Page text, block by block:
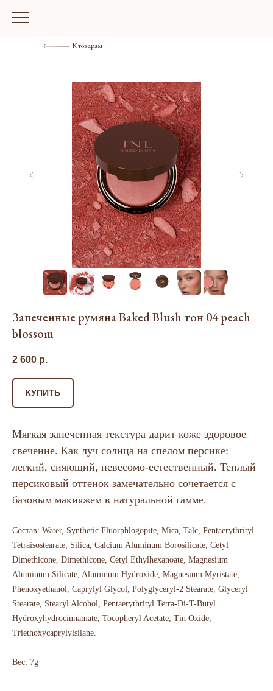
К товарам
Запеченные румяна Baked Blush тон 04 peach
blossom
2 600 р.
КУПИТЬ
Мягкая запеченная текстура дарит коже здоровое
свечение. Как луч солнца на спелом персике:
легкий, сияющий, невесомо-естественный. Теплый
персиковый оттенок замечательно сочетается с
базовым макияжем в натуральной гамме.
Состав: Water, Synthetic Fluorphlogopite, Mica, Talc, Pentaerythrityl
Tetraisostearate, Silica, Calcium Aluminum Borosilicate, Cetyl
Dimethicone, Dimethicone, Cetyl Ethylhexanoate, Magnesium
Aluminum Silicate, Aluminum Hydroxide, Magnesium Myristate,
Phenoxyethanol, Caprylyl Glycol, Polyglyceryl-2 Stearate, Glyceryl
Stearate, Stearyl Alcohol, Pentaerythrityl Tetra-Di-T-Butyl
Hydroxyhydrocinnamate, Tocopheryl Acetate, Tin Oxide,
Triethoxycaprylylsilane.
Вес: 7g